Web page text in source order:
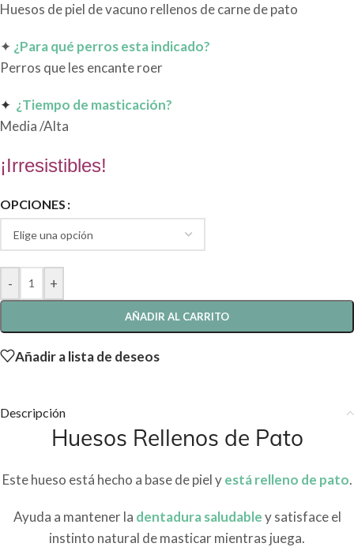
Huesos de piel de vacuno rellenos de carne de pato
✦ ¿Para qué perros esta indicado?
Perros que les encante roer
✦ ¿Tiempo de masticación?
Media /Alta
¡Irresistibles!
OPCIONES
- +
AÑADIR AL CARRITO
Añadir a lista de deseos
Descripción
Huesos Rellenos de Pato
Este hueso está hecho a base de piel yestárelleno de pato.
Ayuda a mantener la dentadura saludabley satisface el
instinto natural de masticar mientras juega.